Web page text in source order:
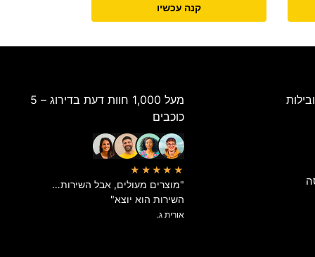
קנה עכשיו
מעל 1,000 חוות דעת בדירוג – 5
כוכבים
★★★★★
"מוצרים מעולים, אבל השירות…
השירות הוא יוצא"
אורית ג.